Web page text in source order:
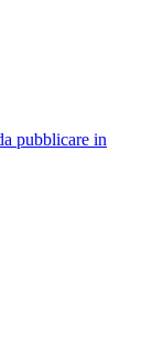
pubblicare in